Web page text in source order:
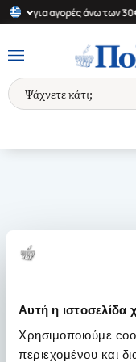
Αυτή η ιστοσελίδα
Χρησιμοποιούμε
περιεχομένου και
για αγορές άνω των